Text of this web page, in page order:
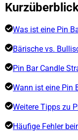
Was ist eine Pin
Bärische vs.
Pin Bar Candle
Wann ist eine Pin
Weitere Tipps zu
Häufige Fehler